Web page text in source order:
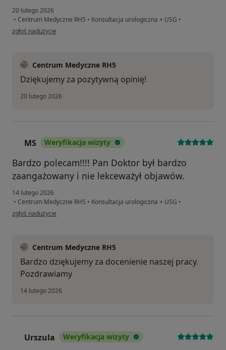
20 lutego 2026
• Centrum Medyczne RH5 • Konsultacja urologiczna + USG •
w opinii użytkownika Szymon
zgłoś nadużycie
Centrum Medyczne RH5
Dziękujemy za pozytywną opinię!
20 lutego 2026
MS Weryfikacja wizyty
Bardzo polecam!!!! Pan Doktor był bardzo
zaangażowany i nie lekceważył objawów.
14 lutego 2026
• Centrum Medyczne RH5 • Konsultacja urologiczna + USG •
w opinii użytkownika MS
zgłoś nadużycie
Centrum Medyczne RH5
Bardzo dziękujemy za docenienie naszej pracy.
Pozdrawiamy
14 lutego 2026
Urszula Weryfikacja wizyty